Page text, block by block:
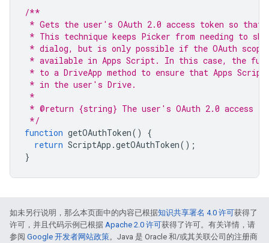
/**
* Gets the user's OAuth 2.0 access token so
* This technique keeps Picker from needing to
* dialog, but is only possible if the OAuth
* available in Apps Script. In this case, the
* to a DriveApp method to ensure that Apps
* in the user's Drive.
*
* @return {string} The user's OAuth 2.0 access
*/
function getOAuthToken()
{
return ScriptApp .getOAuthToken();
}
如未另行说明，那么本页面中的内容已根据知识共享署名 4.0 许可获得了
许可，并且代码示例已根据 Apache 2.0 许可获得了许可。有关详情，请
参阅 Google 开发者网站政策。Java 是 Oracle 和/或其关联公司的注册商